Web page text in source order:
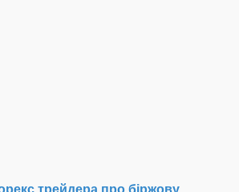
трейдера про біржову